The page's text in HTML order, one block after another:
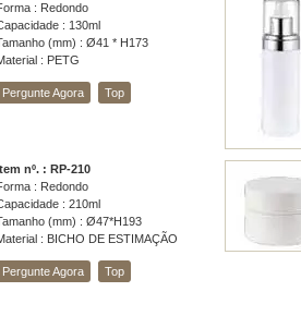
: Redondo
: 130ml
(mm) : Ø41 * H173
: PETG
Pergunte Agora Top
Item nº. : RP-210
: Redondo
: 210ml
(mm) : Ø47*H193
: BICHO DE ESTIMAÇÃO
Pergunte Agora Top